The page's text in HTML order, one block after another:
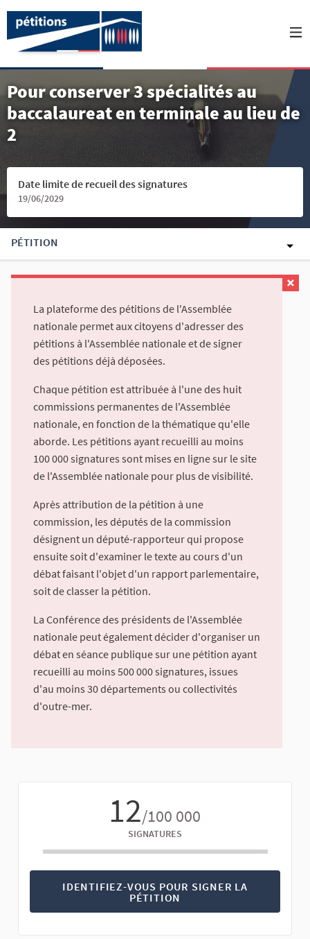
Pour conserver 3 spécialités au
baccalaureat en terminale au lieu de
2
Date limite de recueil des signatures
19/06/2029
PÉTITION
La plateforme des pétitions de l'Assemblée
nationale permet aux citoyens d'adresser des
pétitions à l'Assemblée nationale et de signer
des pétitions déjà déposées.
Chaque pétition est attribuée à l'une des huit
commissions permanentes de l'Assemblée
nationale, en fonction de la thématique qu'elle
aborde. Les pétitions ayant recueilli au moins
100 000 signatures sont mises en ligne sur le site
de l'Assemblée nationale pour plus de visibilité.
Après attribution de la pétition à une
commission, les députés de la commission
désignent un député-rapporteur qui propose
ensuite soit d'examiner le texte au cours d'un
débat faisant l'objet d'un rapport parlementaire,
soit de classer la pétition.
La Conférence des présidents de l'Assemblée
nationale peut également décider d'organiser un
débat en séance publique sur une pétition ayant
recueilli au moins 500 000 signatures, issues
d'au moins 30 départements ou collectivités
d'outre-mer.
12/100 000
SIGNATURES
IDENTIFIEZ-VOUS POUR SIGNER LA
PÉTITION